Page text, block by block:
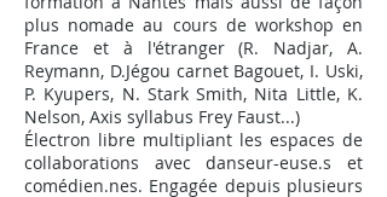
plus nomade au cours de workshop en
France et à l'étranger (R. Nadjar, A.
Reymann, D.Jégou carnet Bagouet, I. Uski,
P. Kyupers, N. Stark Smith, Nita Little, K.
Nelson, Axis syllabus Frey Faust...)
Électron libre multipliant les espaces de
collaborations avec danseur-euse.s et
comédien.nes. Engagée depuis plusieurs